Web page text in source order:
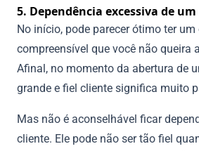
5. Dependência excessiva de
No início, pode parecer ótimo ter um
compreensível que você não queira
Afinal, no momento da abertura de
grande e fiel cliente significa muito
Mas não é aconselhável ficar
cliente. Ele pode não ser tão fiel